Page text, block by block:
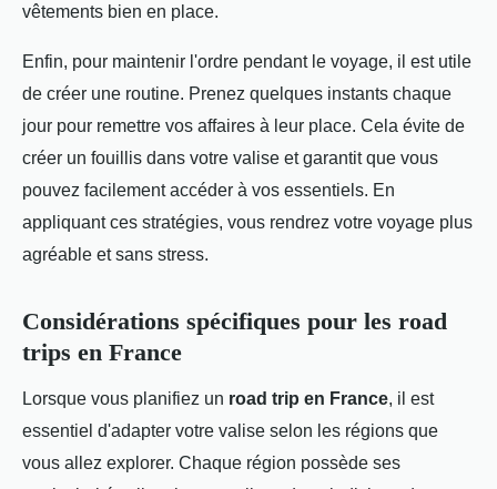
vêtements bien en place.
Enfin, pour maintenir l'ordre pendant le voyage, il est utile
de créer une routine. Prenez quelques instants chaque
jour pour remettre vos affaires à leur place. Cela évite de
créer un fouillis dans votre valise et garantit que vous
pouvez facilement accéder à vos essentiels. En
appliquant ces stratégies, vous rendrez votre voyage plus
agréable et sans stress.
Considérations spécifiques pour les road
trips en France
Lorsque vous planifiez un road trip en France, il est
essentiel d'adapter votre valise selon les régions que
vous allez explorer. Chaque région possède ses